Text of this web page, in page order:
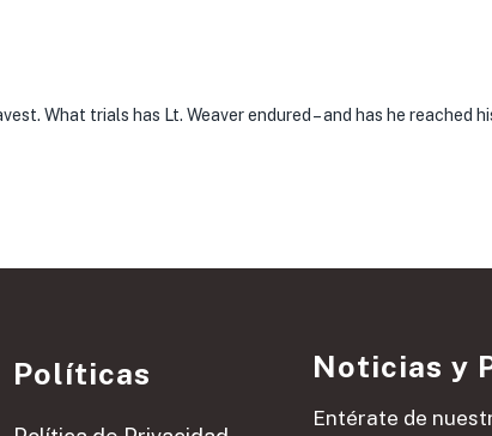
What trials has Lt. Weaver endured – and has he reached
Políticas Noticias y
Entérate de